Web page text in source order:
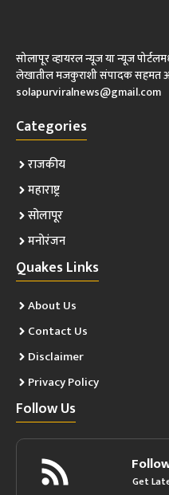
सोलापूर व्हायरल न्यूज या न्यूज
लेखातील मजकुराशी संपादक सहमत
solapurviralnews@gmail.com
Categories
राजकीय
महाराष्ट्र
सोलापूर
मनोरंजन
Quakes Links
About Us
Contact Us
Disclaimer
Privacy Policy
Follow Us
Get